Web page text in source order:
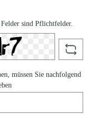
sind Pflichtfelder.
müssen Sie nachfolgend